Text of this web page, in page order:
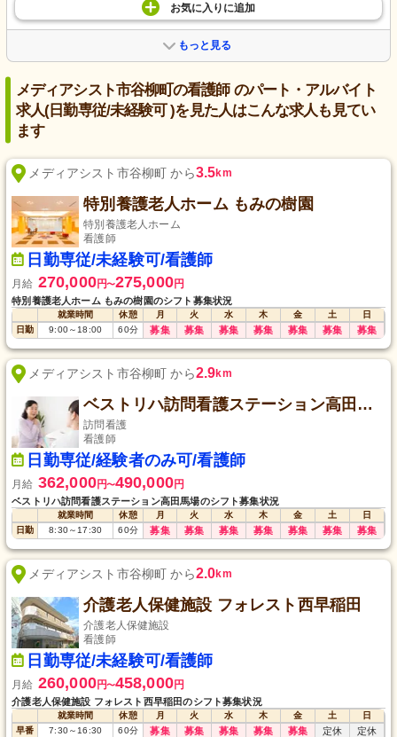
お気に入り に追加
もっと見る
メディアシスト市谷柳町の看護師 のパート・アルバイト
求人(日勤専従/未経験可 )を見た人はこんな求人も見てい
ます
メディアシスト市谷柳町 から3.5km
特別養護老人ホーム もみの樹園
特別養護老人ホーム
看護師
日勤専従/未経験可/看護師
月給 270,000円〜275,000円
特別養護老人ホーム もみの樹園のシフト募集状況
就業時間 休憩 月 火 水 木 金 土
日
日勤
9:00～ 18:00 60分 募集 募集 募集 募集 募集 募集 募集
メディアシスト市谷柳町 から2.9km
ベストリハ訪問看護ステーション高田馬場
訪問看護
看護師
日勤専従/経験者のみ可/看護師
月給 362,000円〜490,000円
ベストリハ訪問看護ステーション高田馬場のシフト募集状況
就業時間 休憩 月 火 水 木 金 土
日
日勤
8:30～ 17:30 60分 募集 募集 募集 募集 募集 募集 募集
メディアシスト市谷柳町 から2.0km
介護老人保健施設 フォレスト西早稲田
介護老人保健施設
看護師
日勤専従/未経験可/看護師
月給 260,000円〜458,000円
介護老人保健施設 フォレスト西早稲田のシフト募集状況
就業時間 休憩 月 火 水 木 金 土
日
早番
7:30～ 16:30 60分 募集 募集 募集 募集 募集 定休 定休